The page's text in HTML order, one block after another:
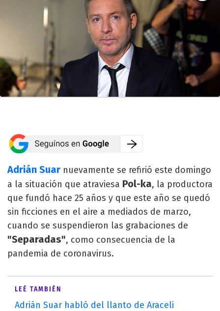
Adrián Suar nuevamente se refirió este domingo
a la situación que atraviesa Pol-ka, la productora
que fundó hace 25 años y que este año se quedó
sin ficciones en el aire a mediados de marzo,
cuando se suspendieron las grabaciones de
"Separadas", como consecuencia de la
pandemia de coronavirus.
LEÉ TAMBIÉN
Adrián Suar habló del llanto de Araceli